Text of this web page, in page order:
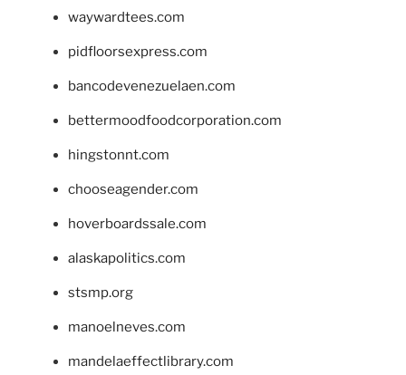
waywardtees.com
pidfloorsexpress.com
bancodevenezuelaen.com
bettermoodfoodcorporation.com
hingstonnt.com
chooseagender.com
hoverboardssale.com
alaskapolitics.com
stsmp.org
manoelneves.com
mandelaeffectlibrary.com